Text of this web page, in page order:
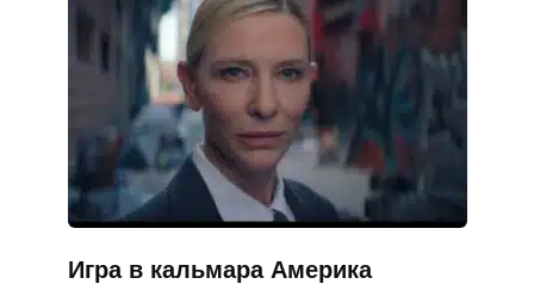
Игра в кальмара Америка